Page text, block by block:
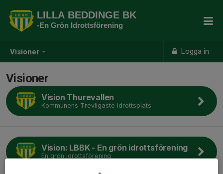
Visioner Logga in
LILLA BEDDINGE BK
-En Grön Idrottsförening
Visioner
Vision Thurevallen
Kommunens Trevligaste idrottsplats
Vision: LBBK - En grön idrottsförening
En grön idrottsförening